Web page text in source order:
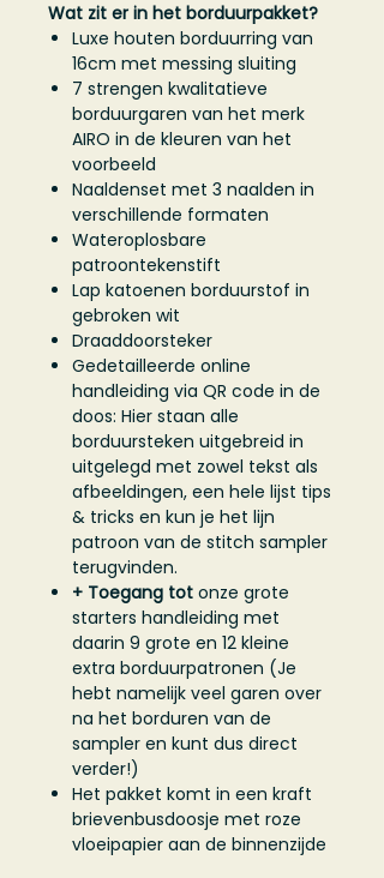
Wat zit er in het borduurpakket?
Luxe houten borduurring van
16cm met messing sluiting
7 strengen kwalitatieve
borduurgaren van het merk
AIRO in de kleuren van het
voorbeeld
Naaldenset met 3 naalden in
verschillende formaten
Wateroplosbare
patroontekenstift
Lap katoenen borduurstof in
gebroken wit
Draaddoorsteker
Gedetailleerde online
handleiding via QR code in de
doos: Hier staan alle
borduursteken uitgebreid in
uitgelegd met zowel tekst als
afbeeldingen, een hele lijst tips
& tricks en kun je het lijn
patroon van de stitch sampler
terugvinden.
+ Toegang tot onze grote
starters handleiding met
daarin 9 grote en 12 kleine
extra borduurpatronen (Je
hebt namelijk veel garen over
na het borduren van de
sampler en kunt dus direct
verder!)
Het pakket komt in een kraft
brievenbusdoosje met roze
vloeipapier aan de binnenzijde